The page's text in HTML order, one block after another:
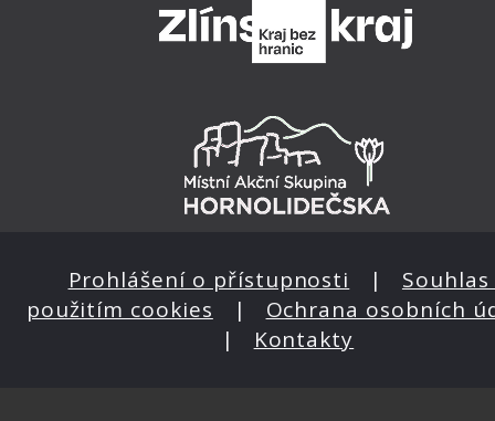
Prohlášení o přístupnosti | Souhlas
použitím cookies | Ochrana osobních
| Kontakty